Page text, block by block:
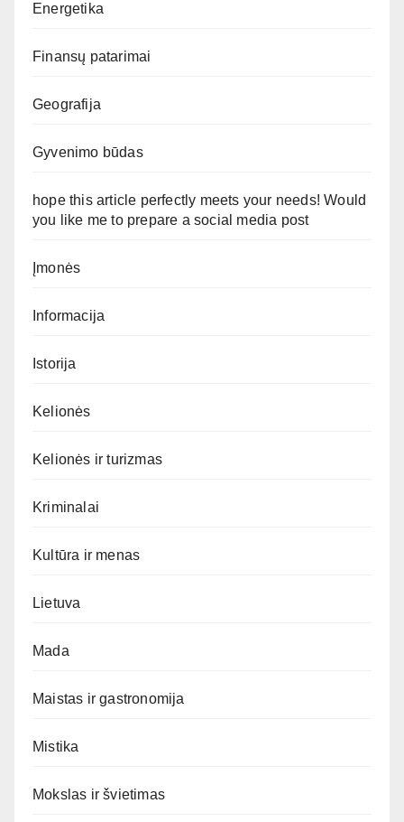
Energetika
Finansų patarimai
Geografija
Gyvenimo būdas
hope this article perfectly meets your needs! Would
you like me to prepare a social media post
Įmonės
Informacija
Istorija
Kelionės
Kelionės ir turizmas
Kriminalai
Kultūra ir menas
Lietuva
Mada
Maistas ir gastronomija
Mistika
Mokslas ir švietimas